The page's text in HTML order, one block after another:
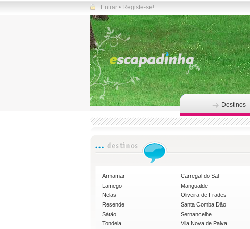
Entrar • Registe-se!
Destinos
Armamar Carregal do Sal
Lamego
Mangualde
Nelas
Oliveira de Frades
Resende
Santa Comba Dão
Sátão
Sernancelhe
Tondela
Vila Nova de Paiva